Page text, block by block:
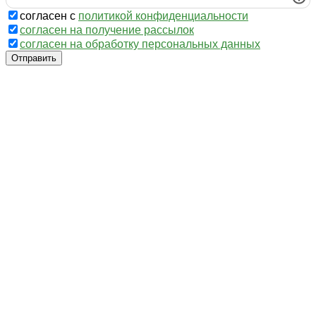
согласен с политикой конфиденциальности
согласен на получение рассылок
согласен на обработку персональных данных
Отправить